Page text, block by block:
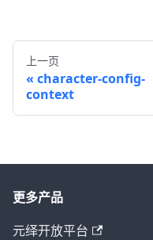
上一页
character-config-
context
更多产品
元绎开放平台